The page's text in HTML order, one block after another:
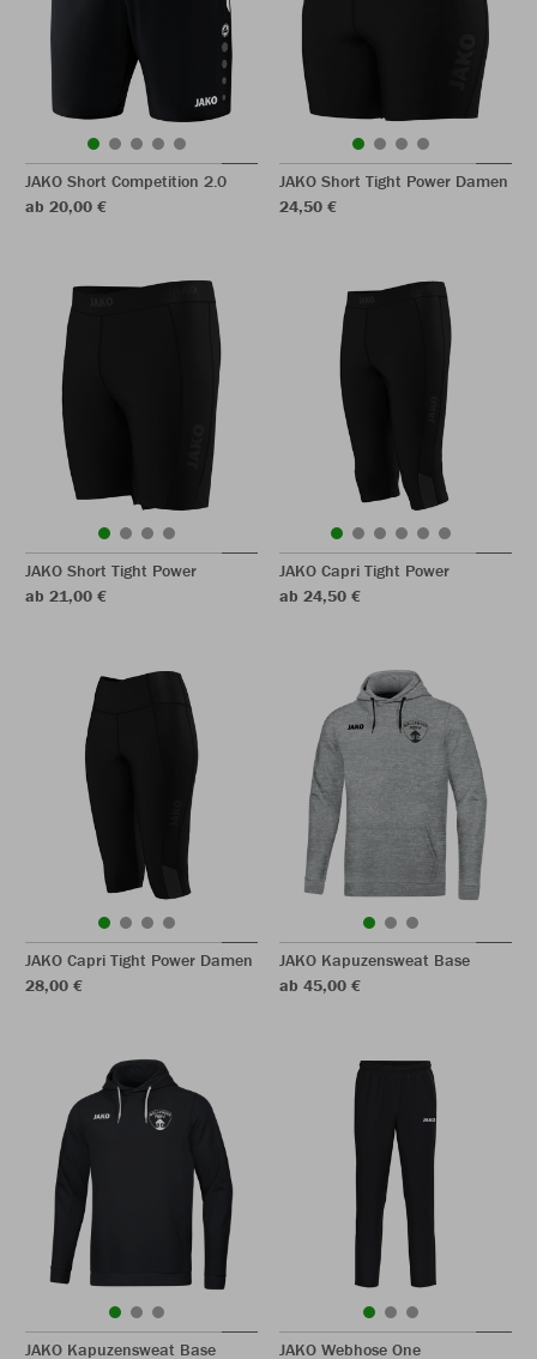
JAKO Short Competition 2.0
ab 20,00 €
JAKO Short Tight Power Damen
24,50 €
JAKO Short Tight Power
ab 21,00 €
JAKO Capri Tight Power
ab 24,50 €
JAKO Capri Tight Power Damen
28,00 €
JAKO Kapuzensweat Base
ab 45,00 €
JAKO Kapuzensweat Base JAKO Webhose One